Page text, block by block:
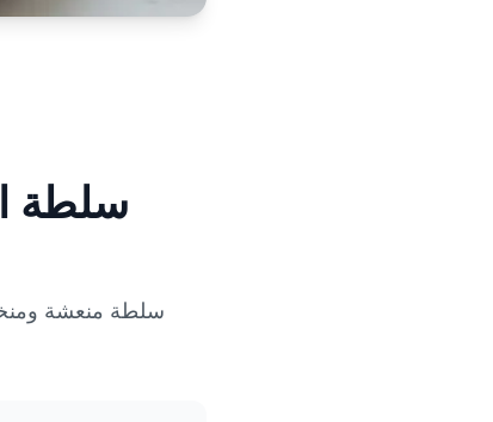
سلطة
سلطة منعشة